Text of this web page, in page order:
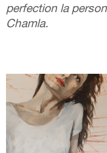
perfection la
Chamla.